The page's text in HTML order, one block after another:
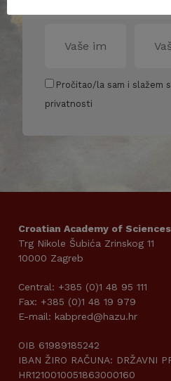
Pročitao/la sam i slažem
privatnosti
Croatian Academy of
Trg Nikole Šubića Zrinskog 11
10000 Zagreb
Central: +385 (0)1 48 95 111
Fax: +385 (0)1 48 19 979
E-mail: kabpred@hazu.hr
OIB 61989185242
IBAN ŽIRO RAČUNA: DRŽAVNI
HR1210010051863000160